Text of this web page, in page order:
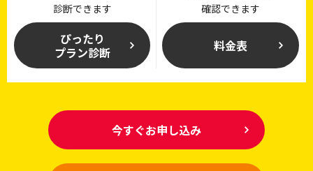
診断できます
ぴったり
プラン診断
確認できます
料金表
今すぐお申し込み